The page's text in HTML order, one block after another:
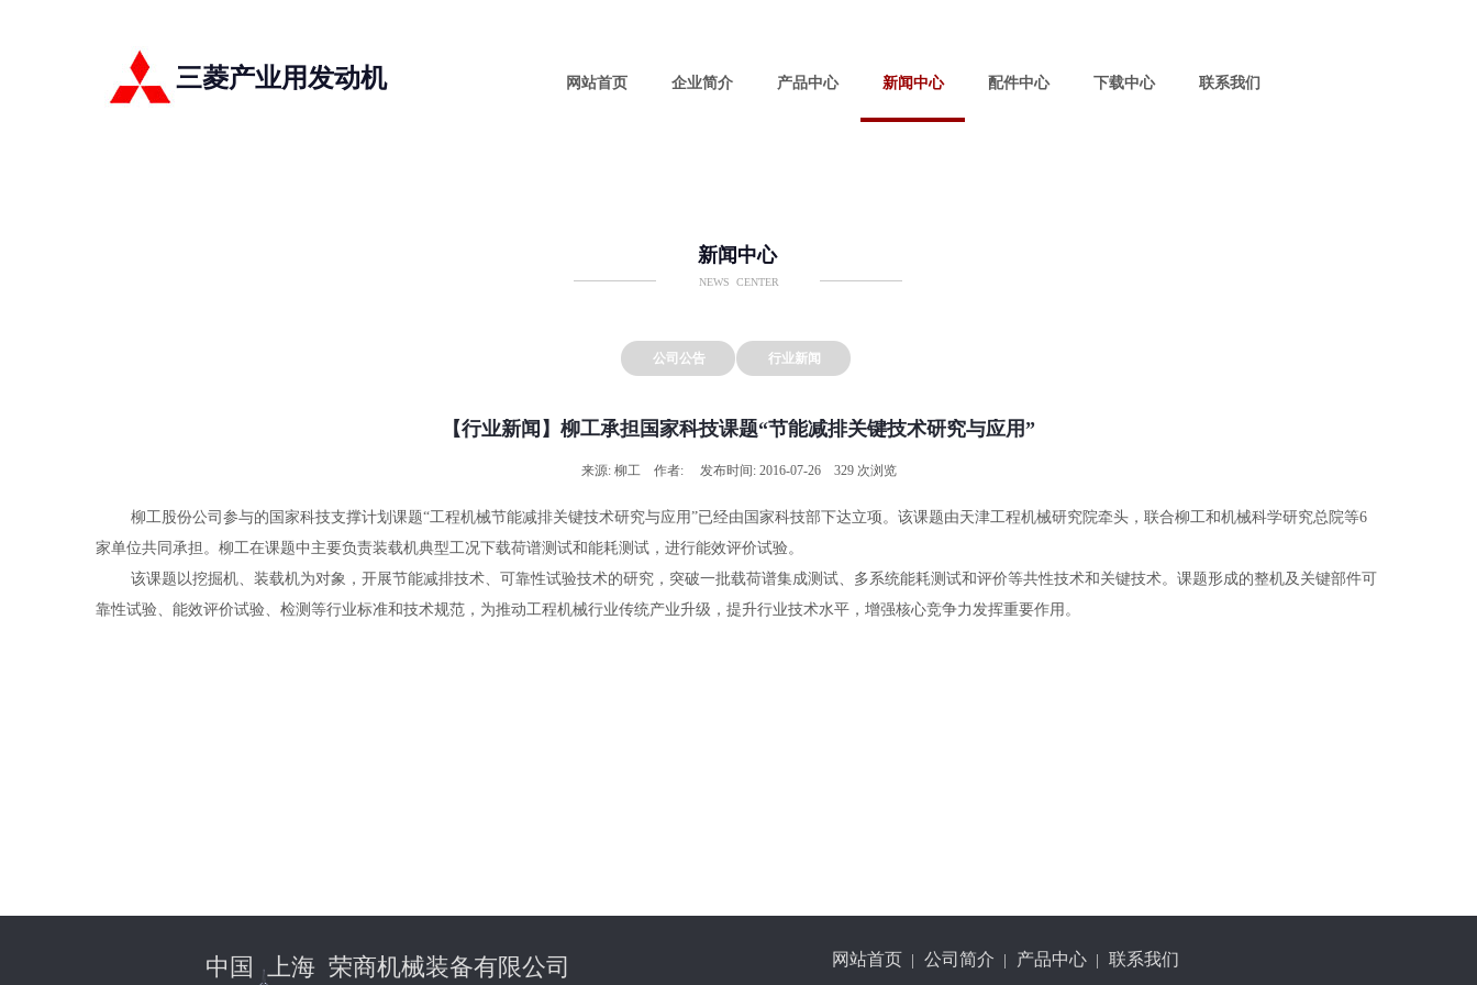
NEWS CENTER
新闻中心
网站首页 企业简介 产品中心 新闻中心 配件中心 下载中心 联系我们
三菱产业用发动机
公司公告 行业新闻
【行业新闻】柳工承担国家科技课题“节能减排关键技术研究与应用”
来源: 柳工 作者: 发布时间: 2016-07-26 329 次浏览
柳工股份公司参与的国家科技支撑计划课题“工程机械节能减排关键技术研究与应用”已经由国家科技部下达立项。该课题由天津工程机械研究院牵头，联合柳工和机械科学研究总院等6
家单位共同承担。柳工在课题中主要负责装载机典型工况下载荷谱测试和能耗测试，进行能效评价试验。
该课题以挖掘机、装载机为对象，开展节能减排技术、可靠性试验技术的研究，突破一批载荷谱集成测试、多系统能耗测试和评价等共性技术和关键技术。课题形成的整机及关键部件可
靠性试验、能效评价试验、检测等行业标准和技术规范，为推动工程机械行业传统产业升级，提升行业技术水平，增强核心竞争力发挥重要作用。
网站首页
中国 上海 荣商机械装备有限公司 公司简介 产品中心 联系我们